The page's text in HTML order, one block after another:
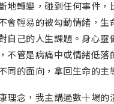
地轉變，碰到任何事件，
會輕易的被勾動情緒，生
自己的人生課題。身心靈
不管是病痛中或情緒低落
同的面向，拿回生命的主
理念，我主講過數十場的